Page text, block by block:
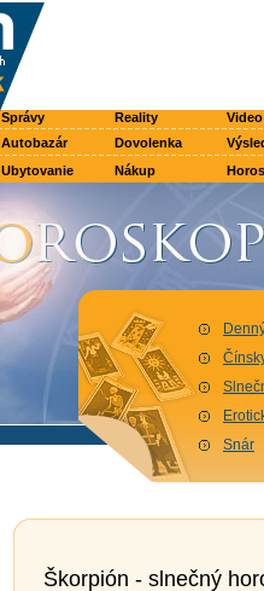
Správy Reality
Video
Autobazár Dovolenka
Ubytovanie Nákup
Snár
Škorpión - slnečný